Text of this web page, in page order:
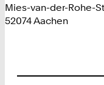
Mies-van-der-Rohe-
52074 Aachen